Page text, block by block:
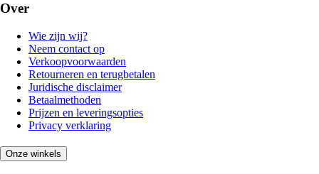
Over
Wie zijn wij?
Neem contact op
Verkoopvoorwaarden
Retourneren en terugbetalen
Juridische disclaimer
Betaalmethoden
Prijzen en leveringsopties
Privacy verklaring
Onze winkels